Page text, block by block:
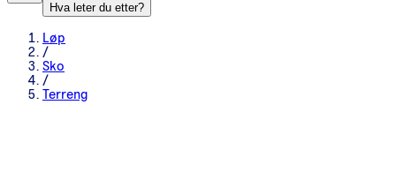
Hva leter du etter?
Løp
/
Sko
/
Terreng